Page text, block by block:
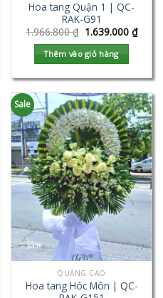
Hoa tang Quận 1 | QC-
RAK-G91
1.966.800₫ 1.639.000 ₫
Thêm vào giỏ hàng
Sale
QUẢNG CÁO
Hoa tang Hóc Môn | QC-